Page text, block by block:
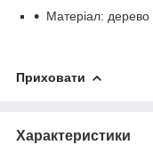
Матеріал: дерево
Приховати
Характеристики